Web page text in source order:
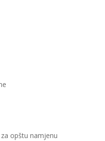
opštu namjenu